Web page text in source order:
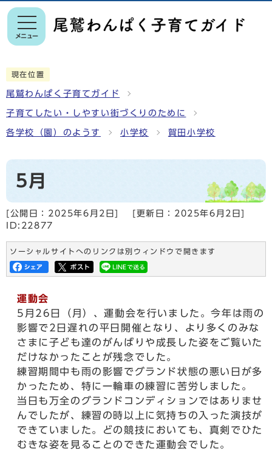
メニュー
現在位置
尾鷲わんぱく子育てガイド
子育てしたい・しやすい街づくりのために
各学校（園）のようす 小学校 賀田小学校
5月
[公開日： 2025年6月2日] [更新日： 2025年6月2日]
ID:22877
ソーシャルサイトへのリンクは別ウィンドウで開きます
運動会
5月26日（月）、運動会を行いました。今年は雨の
影響で2日遅れの平日開催となり、より多くのみな
さまに子ども達のがんばりや成長した姿をご覧いた
だけなかったことが残念でした。
練習期間中も雨の影響でグランド状態の悪い日が多
かったため、特に一輪車の練習に苦労しました。
当日も万全のグランドコンディションではありませ
んでしたが、練習の時以上に気持ちの入った演技が
できていました。どの競技においても、真剣でひた
むきな姿を見ることのできた運動会でした。